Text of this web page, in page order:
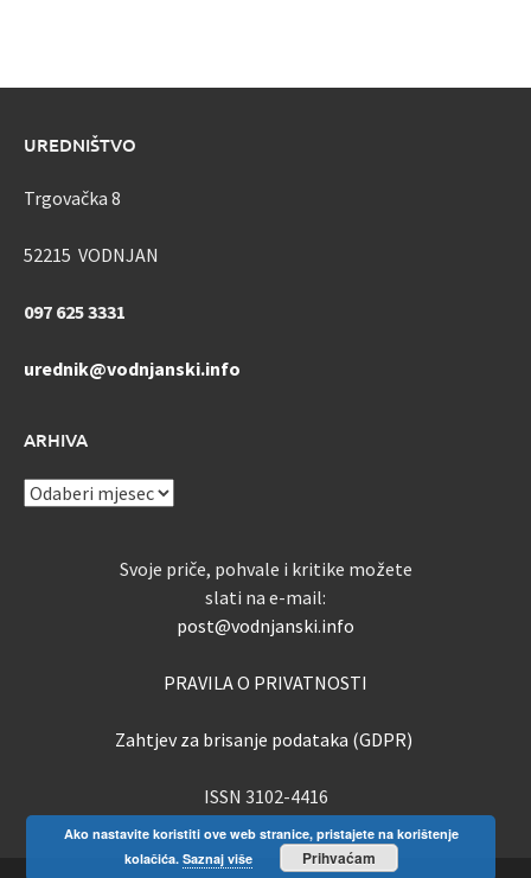
UREDNIŠTVO
Trgovačka 8
52215 VODNJAN
097 625 3331
urednik@vodnjanski.info
ARHIVA
ARHIVA
Svoje priče, pohvale i kritike možete
slati na e-mail:
post@vodnjanski.info
PRAVILA O PRIVATNOSTI
Zahtjev za brisanje podataka (GDPR)
ISSN 3102-4416
Ako nastavite koristiti ove web stranice, pristajete na korištenje
kolačića. Saznaj više Prihvaćam